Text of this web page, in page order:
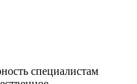
специалистам